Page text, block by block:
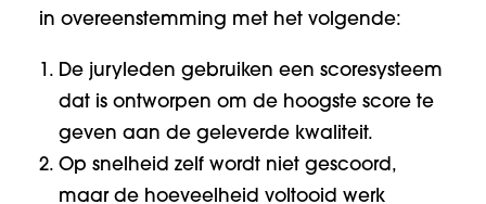
in overeenstemming met het volgende:
De juryleden gebruiken een scoresysteem
dat is ontworpen om de hoogste score te
geven aan de geleverde kwaliteit.
Op snelheid zelf wordt niet gescoord,
maar de hoeveelheid voltooid werk